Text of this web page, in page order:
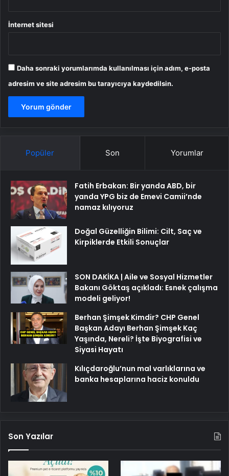
İnternet sitesi
Daha sonraki yorumlarımda kullanılması için adım, e-posta
adresim ve site adresim bu tarayıcıya kaydedilsin.
Popüler Son Yorumlar
Fatih Erbakan: Bir yanda ABD, bir
yanda YPG biz de Emevi Camii’nde
namaz kılıyoruz
Doğal Güzelliğin Bilimi: Cilt, Saç ve
Kirpiklerde Etkili Sonuçlar
SON DAKİKA | Aile ve Sosyal Hizmetler
Bakanı Göktaş açıkladı: Esnek çalışma
modeli geliyor!
Berhan Şimşek Kimdir? CHP Genel
Başkan Adayı Berhan Şimşek Kaç
Yaşında, Nereli? İşte Biyografisi ve
Siyasi Hayatı
Kılıçdaroğlu’nun mal varlıklarına ve
banka hesaplarına haciz konuldu
Son Yazılar